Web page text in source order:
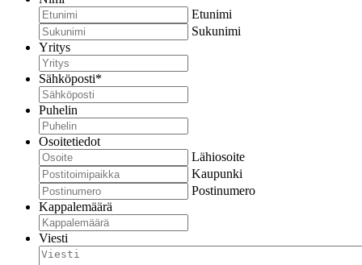
Etunimi
Sukunimi
Yritys
Sähköposti*
Puhelin
Osoitetiedot
Lähiosoite
Kaupunki
Postinumero
Kappalemäärä
Viesti